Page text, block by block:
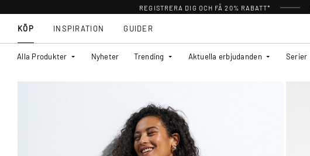
REGISTRERA DIG OCH FÅ 20% RABATT*
KÖP
Alla Produkter Nyheter Trending Aktuella erbjudanden Serier
INSPIRATION GUIDER